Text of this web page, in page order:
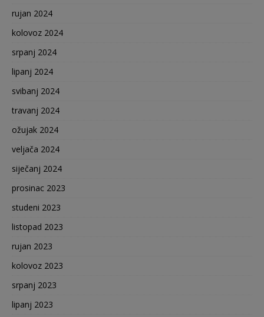
rujan 2024
kolovoz 2024
srpanj 2024
lipanj 2024
svibanj 2024
travanj 2024
ožujak 2024
veljača 2024
siječanj 2024
prosinac 2023
studeni 2023
listopad 2023
rujan 2023
kolovoz 2023
srpanj 2023
lipanj 2023